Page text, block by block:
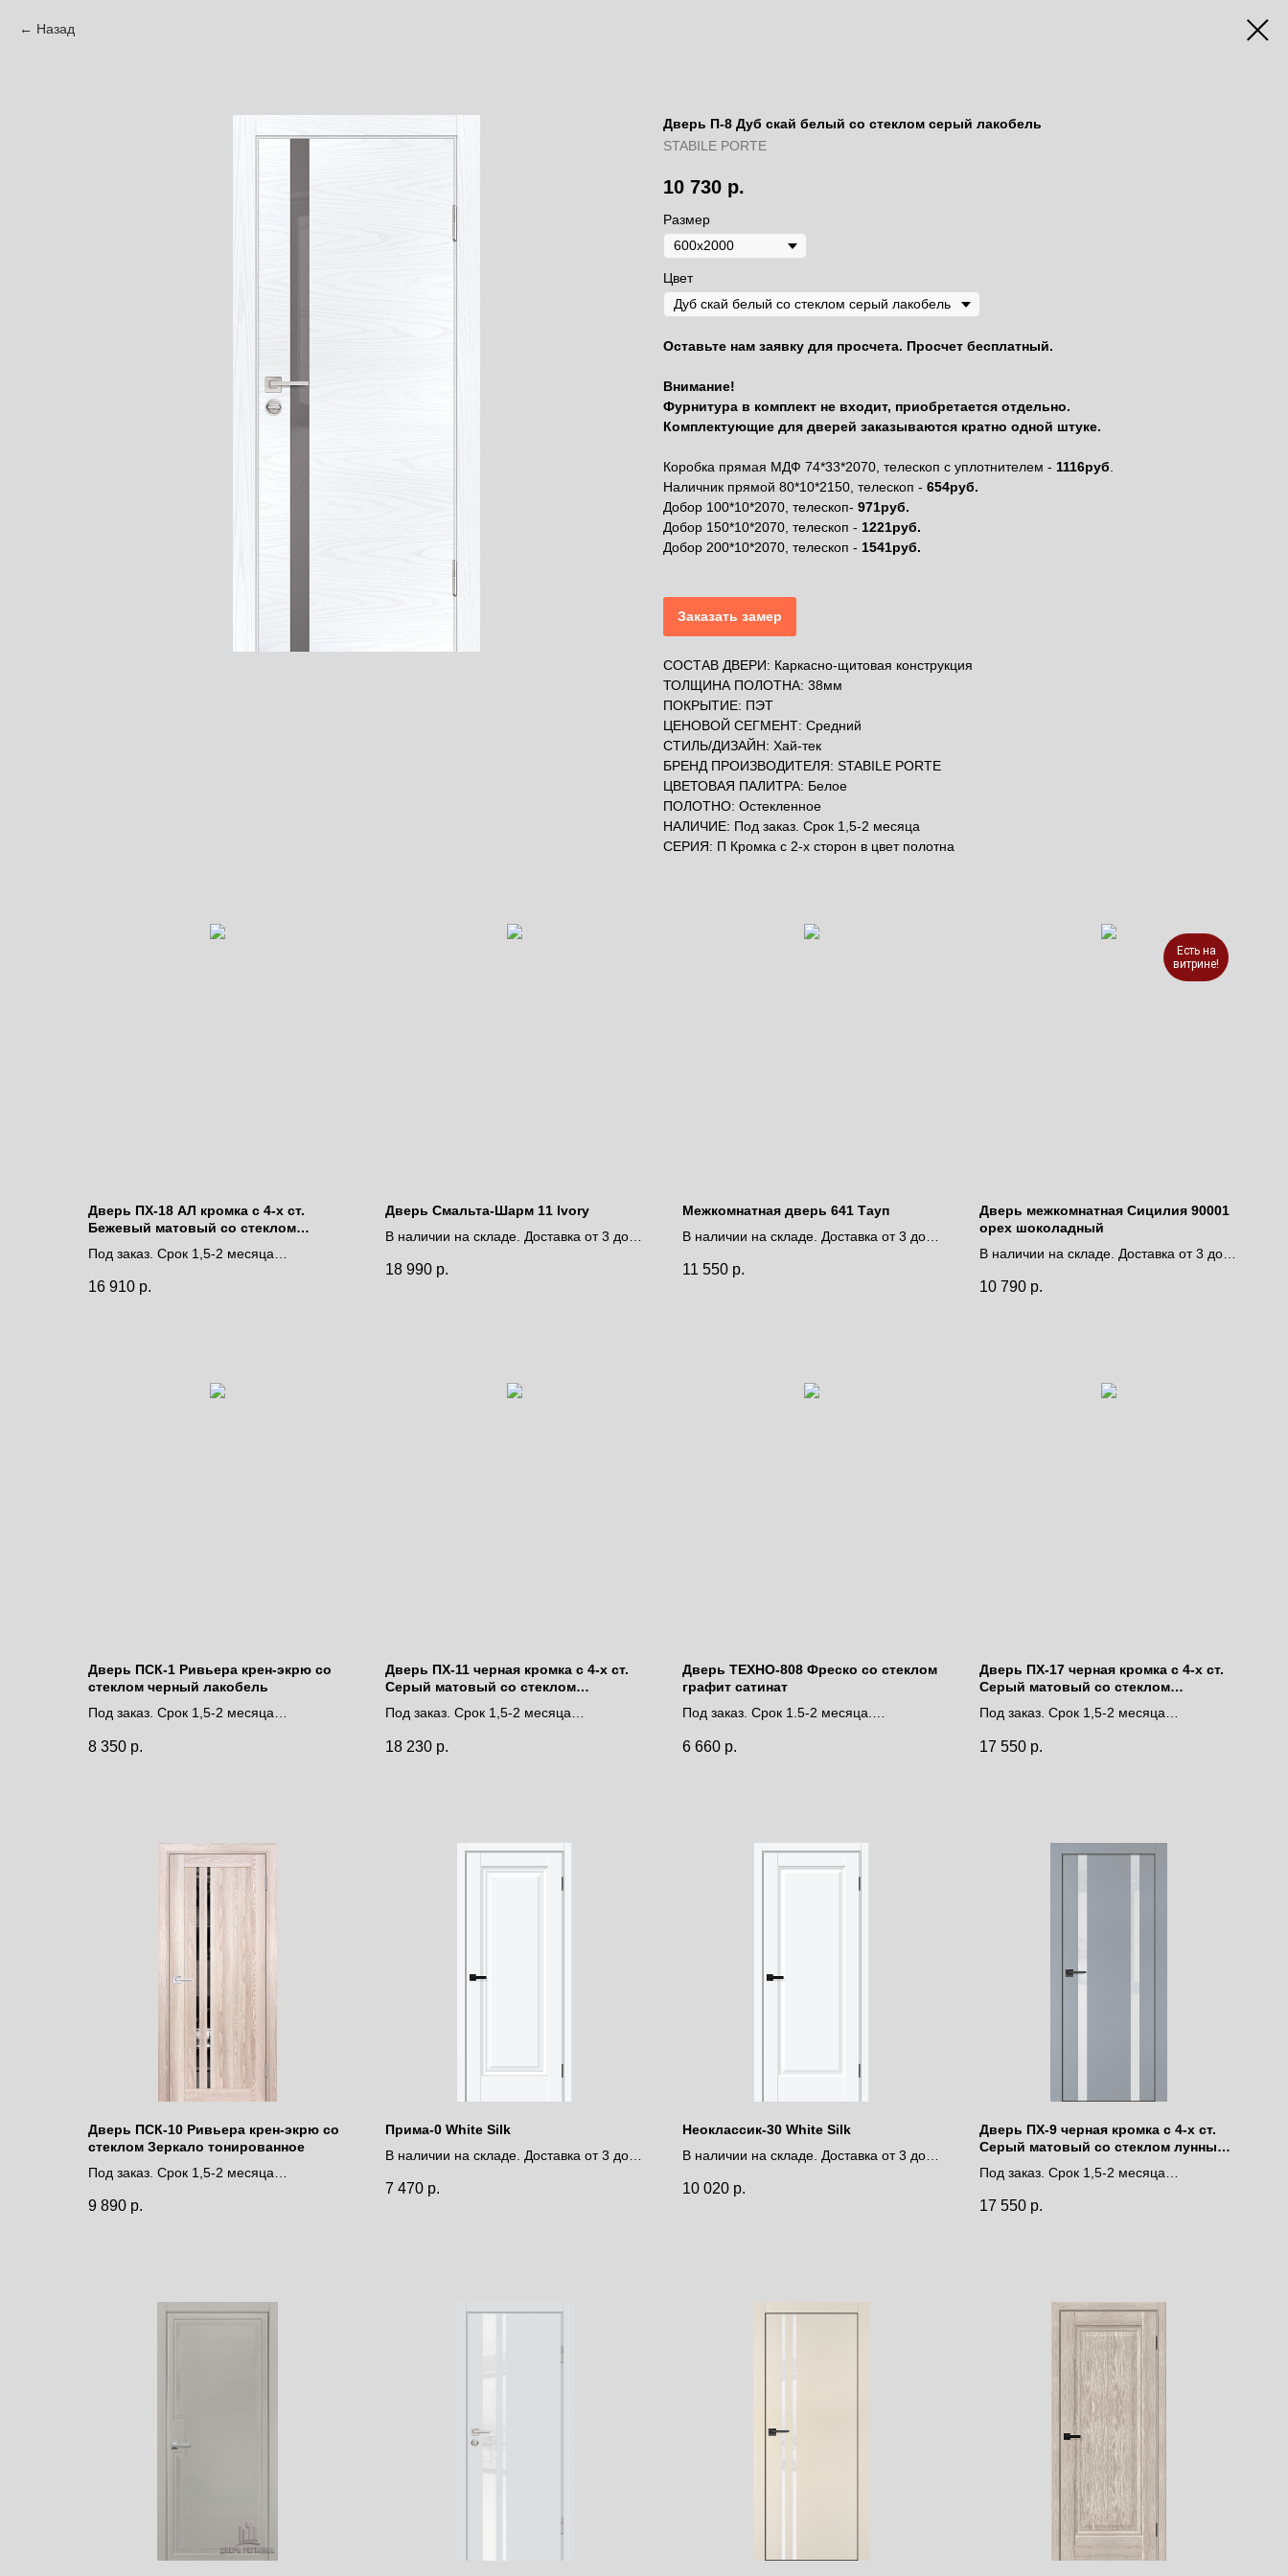
Назад
Дверь П-8 Дуб скай белый со стеклом серый лакобель
STABILE PORTE
10 730 р.
Размер
Цвет
Оставьте нам заявку для просчета. Просчет бесплатный.
Внимание!
Фурнитура в комплект не входит, приобретается отдельно.
Комплектующие для дверей заказываются кратно одной штуке.
Коробка прямая МДФ 74*33*2070, телескоп с уплотнителем - 1116руб.
Наличник прямой 80*10*2150, телескоп - 654руб.
Добор 100*10*2070, телескоп- 971руб.
Добор 150*10*2070, телескоп - 1221руб.
Добор 200*10*2070, телескоп - 1541руб.
Заказать замер
СОСТАВ ДВЕРИ: Каркасно-щитовая конструкция
ТОЛЩИНА ПОЛОТНА: 38мм
ПОКРЫТИЕ: ПЭТ
ЦЕНОВОЙ СЕГМЕНТ: Средний
СТИЛЬ/ДИЗАЙН: Хай-тек
БРЕНД ПРОИЗВОДИТЕЛЯ: STABILE PORTE
ЦВЕТОВАЯ ПАЛИТРА: Белое
ПОЛОТНО: Остекленное
НАЛИЧИЕ: Под заказ. Срок 1,5-2 месяца
СЕРИЯ: П Кромка с 2-х сторон в цвет полотна
Дверь ПХ-18 АЛ кромка с 4-х ст.
Бежевый матовый со стеклом
белоснежный лакобель
Под заказ. Срок 1,5-2 месяца
16 910 р.
Дверь Смальта-Шарм 11 lvory
В наличии на складе. Доставка от 3 до 9
Цена за полотно
18 990 р.
Межкомнатная дверь 641 Тауп
В наличии на складе. Доставка от 3 до 9
Цена за полотно
11 550 р.
Есть на
витрине!
Дверь межкомнатная Сицилия 90001
орех шоколадный
В наличии на складе. Доставка от 3 до 9
Цена за полотно
10 790 р.
Дверь ПСК-1 Ривьера крен-экрю со
стеклом черный лакобель
Под заказ. Срок 1,5-2 месяца
8 350 р.
Дверь ПХ-11 черная кромка с 4-х ст.
Серый матовый со стеклом
белоснежный лакобель
Под заказ. Срок 1,5-2 месяца
18 230 р.
Дверь ТЕХНО-808 Фреско со стеклом
графит сатинат
Под заказ. Срок 1.5-2 месяца.
6 660 р.
Дверь ПХ-17 черная кромка с 4-х ст.
Серый матовый со стеклом
белоснежный лакобель
Под заказ. Срок 1,5-2 месяца
17 550 р.
Дверь ПСК-10 Ривьера крен-экрю со
стеклом Зеркало тонированное
Под заказ. Срок 1,5-2 месяца
9 890 р.
Прима-0 White Silk
В наличии на складе. Доставка от 3 до 9
Цена за полотно
7 470 р.
Неоклассик-30 White Silk
В наличии на складе. Доставка от 3 до 9
Цена за полотно
10 020 р.
Дверь ПХ-9 черная кромка с 4-х ст.
Серый матовый со стеклом лунный
Под заказ. Срок 1,5-2 месяца
17 550 р.